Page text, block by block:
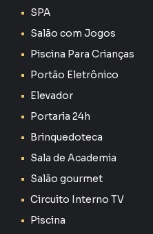
Condomínio com
Piscina com aquecimento
Churrasqueiras e salão de
Salão de jogos e
Espaço pet
SPA
Salão com Jogos
Piscina Para Crianças
Portão Eletrônico
Elevador
Portaria 24h
Brinquedoteca
Sala de Academia
Salão gourmet
Circuito Interno TV
Piscina